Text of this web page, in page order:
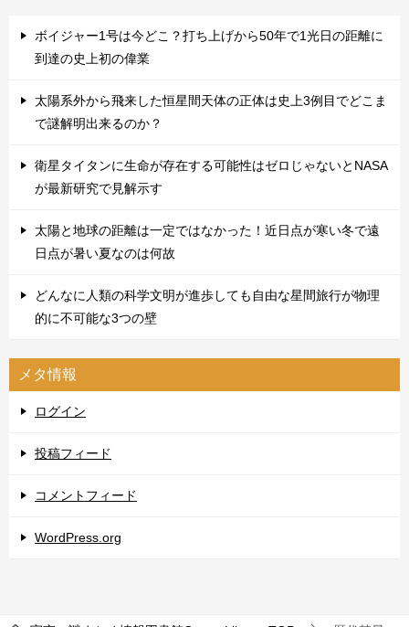
ボイジャー1号は今どこ？打ち上げから50年で1光日の距離に
到達の史上初の偉業
太陽系外から飛来した恒星間天体の正体は史上3例目でどこま
で謎解明出来るのか？
衛星タイタンに生命が存在する可能性はゼロじゃないとNASA
が最新研究で見解示す
太陽と地球の距離は一定ではなかった！近日点が寒い冬で遠
日点が暑い夏なのは何故
どんなに人類の科学文明が進歩しても自由な星間旅行が物理
的に不可能な3つの壁
メタ情報
ログイン
投稿フィード
コメントフィード
WordPress.org